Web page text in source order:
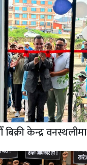
केन्द्र वनस्थलीमा